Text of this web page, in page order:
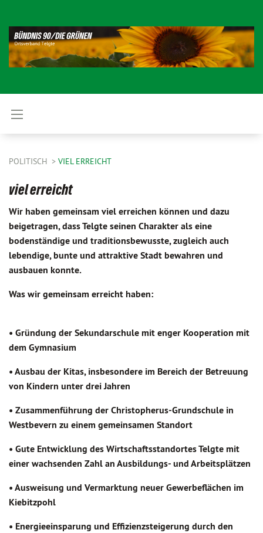
POLITISCH VIEL ERREICHT
viel erreicht
Wir haben gemeinsam viel erreichen können und dazu
beigetragen, dass Telgte seinen Charakter als eine
bodenständige und traditionsbewusste, zugleich auch
lebendige, bunte und attraktive Stadt bewahren und
ausbauen konnte.
Was wir gemeinsam erreicht haben:
• Gründung der Sekundarschule mit enger Kooperation mit
dem Gymnasium
• Ausbau der Kitas, insbesondere im Bereich der Betreuung
von Kindern unter drei Jahren
• Zusammenführung der Christopherus-Grundschule in
Westbevern zu einem gemeinsamen Standort
• Gute Entwicklung des Wirtschaftsstandortes Telgte mit
einer wachsenden Zahl an Ausbildungs- und Arbeitsplätzen
• Ausweisung und Vermarktung neuer Gewerbeflächen im
Kiebitzpohl
• Energieeinsparung und Effizienzsteigerung durch den